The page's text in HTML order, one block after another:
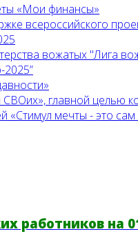
«Мои финансы»
всероссийского
вожатых "Лига
главной целью
мечты - это сам
работников на